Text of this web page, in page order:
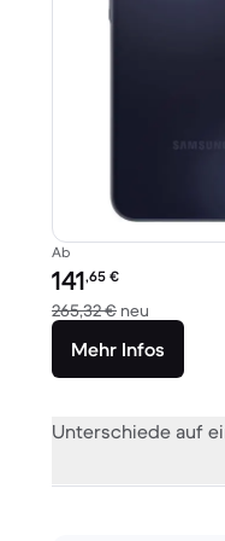
Ab
Preis des erneuerten
141,65 €
265,32 € neu
Mehr Infos
Unterschiede auf